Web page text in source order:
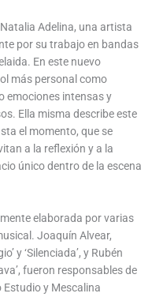
Adelina, una artista
por su trabajo en bandas
En este nuevo
más personal como
emociones intensas y
Ella misma describe este
el momento, que se
a la reflexión y a la
único dentro de la escena
elaborada por varias
Joaquín Alvear,
y ‘Silenciada’, y Rubén
fueron responsables de
Estudio y Mescalina